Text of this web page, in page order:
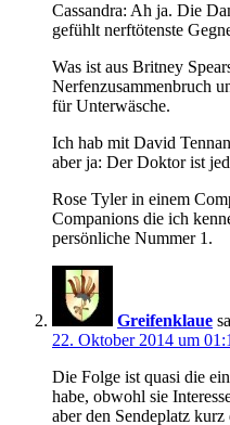
Cassandra: Ah ja. Die
gefühlt nerftötenste
Was ist aus Britney
Nerfenzusammenbruch
für Unterwäsche.
Ich hab mit David
aber ja: Der Doktor ist
Rose Tyler in einem
Companions die ich
persönliche Nummer 1.
Greifenklaue
22. Oktober 2014 um
Die Folge ist quasi die
habe, obwohl sie
aber den Sendeplatz